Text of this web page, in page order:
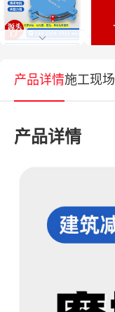
产品详情施工现场
产品详情